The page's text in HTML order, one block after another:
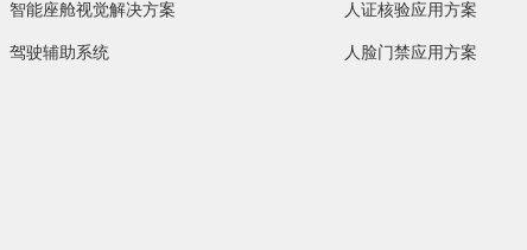
智能座舱视觉解决方案
驾驶辅助系统
人证核验应用方案
人脸门禁应用方案